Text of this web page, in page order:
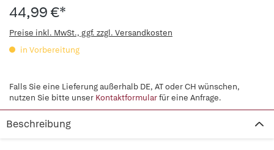
44,99 €*
Preise inkl. MwSt., ggf. zzgl. Versandkosten
in Vorbereitung
Falls Sie eine Lieferung außerhalb DE, AT oder CH wünschen,
nutzen Sie bitte unser Kontaktformularfür eine Anfrage.
Beschreibung